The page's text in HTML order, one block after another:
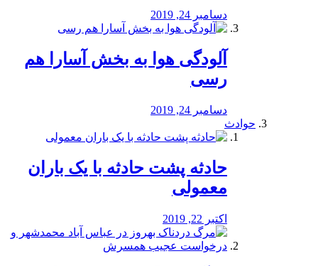
دسامبر 24, 2019
آلودگی هوا به بخش آسارا هم
رسی
دسامبر 24, 2019
حوادث
️حادثه پشت حادثه با یک باران
معمولی
اکتبر 22, 2019